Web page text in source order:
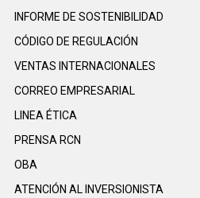
INFORME DE SOSTENIBILIDAD
CÓDIGO DE REGULACIÓN
VENTAS INTERNACIONALES
CORREO EMPRESARIAL
LINEA ÉTICA
PRENSA RCN
OBA
ATENCIÓN AL INVERSIONISTA